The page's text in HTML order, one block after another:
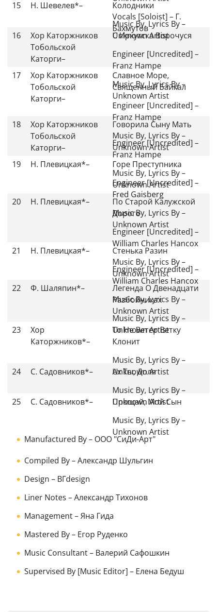
Vocals [Soloist] – Г.
Бахмутов
15 Н. Шевелев*–
Колодники
Music By, Lyrics By–
Unknown Artist
16
Хор Каторжников
Тобольской
Каторги–
С Иркутска Ворочуся
Engineer [Uncredited] –
Franz Hampe
Music By, Lyrics By–
Unknown Artist
17
Хор Каторжников
Тобольской
Каторги–
Славное Море,
Священный Байкал
Engineer [Uncredited] –
Franz Hampe
Music By, Lyrics By–
Unknown Artist
18
Хор Каторжников
Тобольской
Каторги–
Говорила Сыну Мать
Engineer [Uncredited] –
Franz Hampe
Music By, Lyrics By–
Unknown Artist
19 Н. Плевицкая*–
Горе Преступника
Engineer [Uncredited] –
Fred Gaisberg
Music By, Lyrics By–
Unknown Artist
20 Н. Плевицкая*–
По Старой Калужской
Дороге
Engineer [Uncredited] –
William Charles Hancox
Music By, Lyrics By–
Unknown Artist
21 Н. Плевицкая*–
Стенька Разин
Engineer [Uncredited] –
William Charles Hancox
Music By, Lyrics By–
Unknown Artist
22 Ф. Шаляпин*–
Легенда О Двенадцати
Разбойниках
Music By, Lyrics By–
Unknown Artist
23
Хор
Каторжников*–
То Не Ветер Ветку
Клонит
Music By, Lyrics By–
Unknown Artist
24 С. Садовников*–
Ах Ты, Доля
Music By, Lyrics By–
Unknown Artist
25 С. Садовников*–
Прощай, Мой Сын
Music By, Lyrics By–
Unknown Artist
Manufactured By– ООО "СиДи-Арт"
Compiled By–Александр Шульгин
Design – ВГdesign
Liner Notes –Александр Тихонов
Management–Яна Гида
Mastered By– Егор Руденко
Music Consultant– Валерий Сафошкин
Supervised By [Music Editor] – Елена Бедуш